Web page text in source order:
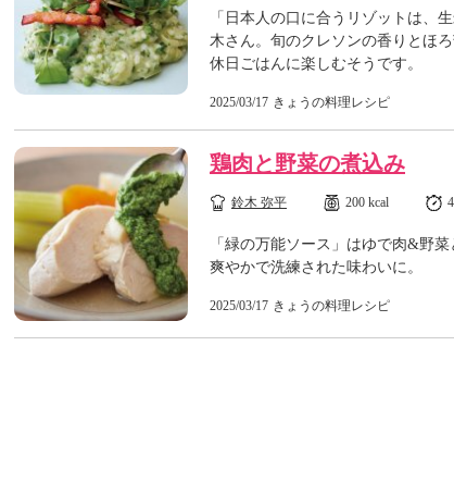
「日本人の口に合うリゾットは、
木さん。旬のクレソンの香りとほ
休日ごはんに楽しむそうです。
2025/03/17 きょうの料理レシピ
鶏肉と野菜の煮込み
鈴木 弥平 200 kcal
「緑の万能ソース」はゆで肉&野
爽やかで洗練された味わいに。
2025/03/17 きょうの料理レシピ